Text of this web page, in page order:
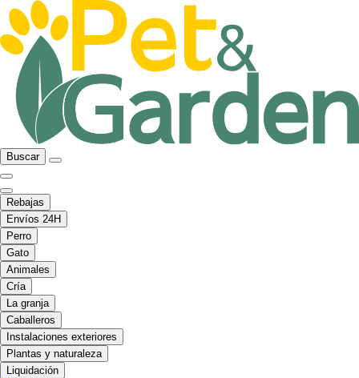
Buscar
Rebajas
Envíos 24H
Perro
Gato
Animales
Cría
La granja
Caballeros
Instalaciones exteriores
Plantas y naturaleza
Liquidación